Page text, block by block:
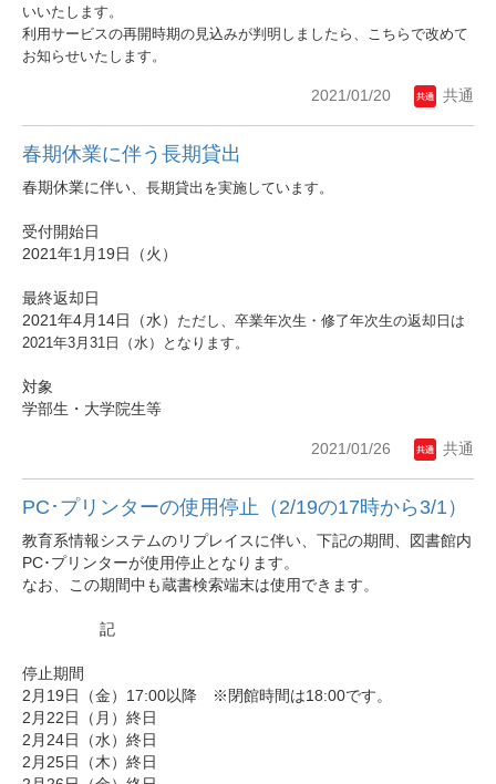
いいたします。
利用サービスの再開時期の見込みが判明しましたら、こちらで改めて
お知らせいたします。
2021/01/20 共通
春期休業に伴う長期貸出
春期休業に伴い、 長期貸出を実施しています。
受付開始日
2021年1月19日（火）
最終返却日
2021年4月14日（水） ただし、卒業年次生・修了年次生の返却日は
2021年3月31日（水）となります。
対象
学部生・大学院生等
2021/01/26 共通
PC･プリンターの使用停止（2/19の17時から3/1）
教育系情報システムのリプレイスに伴い、下記の期間、図書館内
PC･プリンターが使用停止となります。
なお、この期間中も蔵書検索端末は使用できます。
記
停止期間
2月19日（金）17:00以降 ※閉館時間は18:00です。
2月22日（月）終日
2月24日（水）終日
2月25日（木）終日